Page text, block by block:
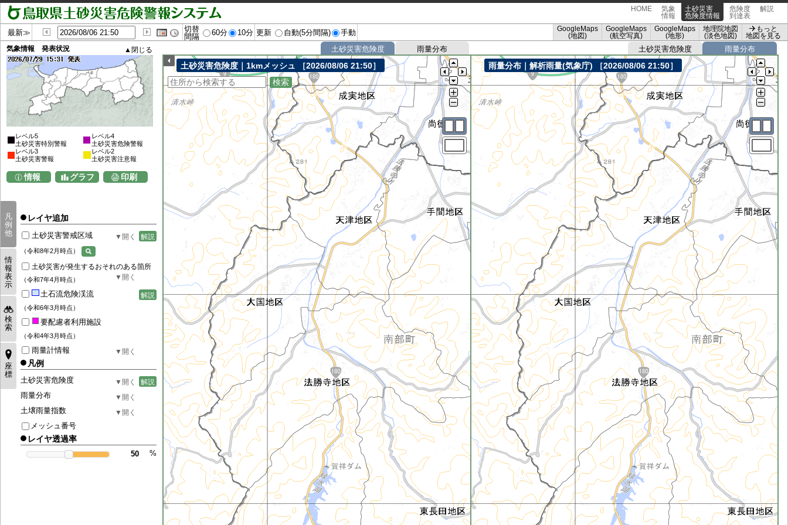
HOME
気象
情報
土砂災害
危険度情報
危険度
到達表
解説
最新≫
切替
間隔
60分 10分 更新 自動(5分間隔) 手動
GoogleMaps
(地図)
GoogleMaps
(航空写真)
GoogleMaps
(地形)
地理院地図
(淡色地図)
もっと
地図を見る
気象情報 発表状況
レベル5
土砂災害特別警報
レベル4
土砂災害危険警報
レベル3
土砂災害警報
レベル2
土砂災害注意報
情報 グラフ 印刷
凡
例
他
情
報
表
示
検
索
座
標
レイヤ追加
土砂災害警戒区域
（令和8年2月時点）
解説
土砂災害が発生するおそれのある箇所
（令和7年4月時点）
土石流危険渓流
（令和6年3月時点）
解説
要配慮者利用施設
（令和4年3月時点）
雨量計情報
凡例
土砂災害危険度 解説
雨量分布
土壌雨量指数
メッシュ番号
レイヤ透過率
%
土砂災害危険度 雨量分布
土砂災害危険度｜1kmメッシュ ［2026/08/06 21:50］
土砂災害危険度 雨量分布
雨量分布｜解析雨量(気象庁) ［2026/08/06 21:50］